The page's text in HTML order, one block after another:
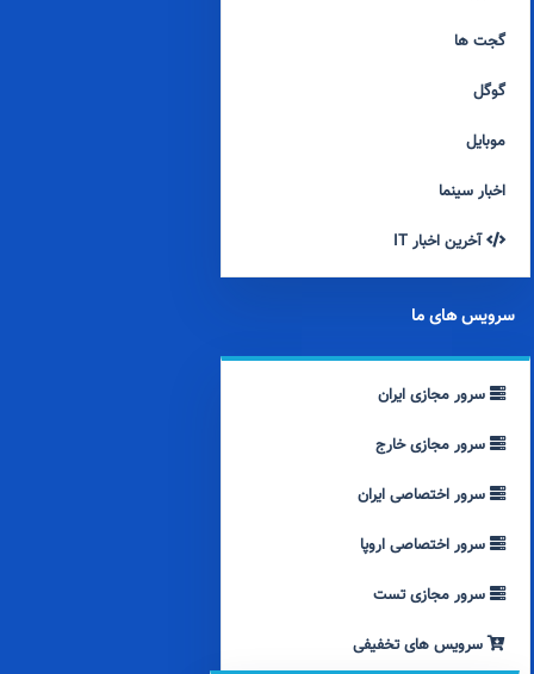
گجت ها
گوگل
موبایل
اخبار سینما
آخرین اخبار IT
سرویس های ما
سرور مجازی ایران
سرور مجازی خارج
سرور اختصاصی ایران
سرور اختصاصی اروپا
سرور مجازی تست
سرویس های تخفیفی